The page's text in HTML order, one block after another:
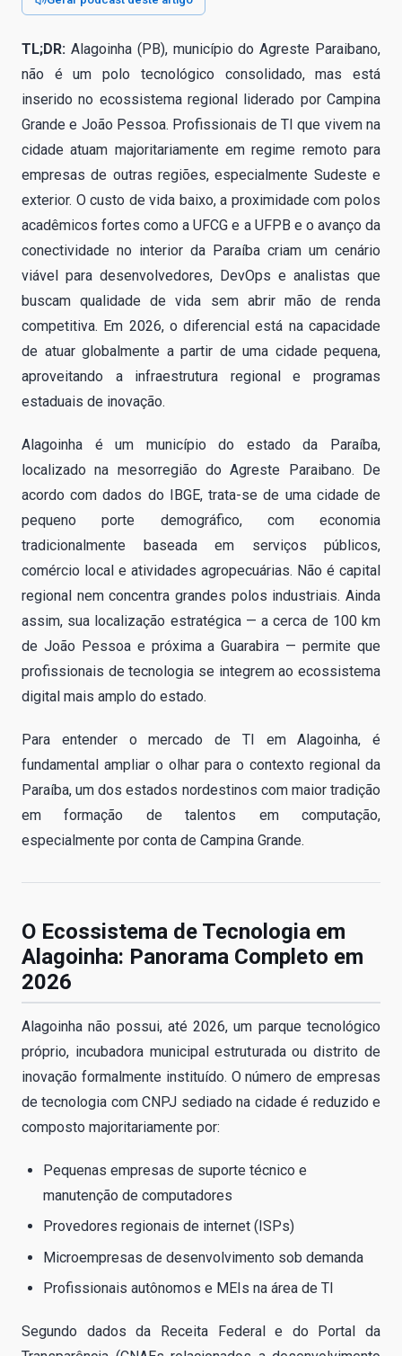
TL;DR: Alagoinha (PB), município do Agreste Paraibano,
não é um polo tecnológico consolidado, mas está
inserido no ecossistema regional liderado por Campina
Grande e João Pessoa. Profissionais de TI que vivem na
cidade atuam majoritariamente em regime remoto para
empresas de outras regiões, especialmente Sudeste e
exterior. O custo de vida baixo, a proximidade com polos
acadêmicos fortes como a UFCG e a UFPB e o avanço da
conectividade no interior da Paraíba criam um cenário
viável para desenvolvedores, DevOps e analistas que
buscam qualidade de vida sem abrir mão de renda
competitiva. Em 2026, o diferencial está na capacidade
de atuar globalmente a partir de uma cidade pequena,
aproveitando a infraestrutura regional e programas
estaduais de inovação.
Alagoinha é um município do estado da Paraíba,
localizado na mesorregião do Agreste Paraibano. De
acordo com dados do IBGE, trata-se de uma cidade de
pequeno porte demográfico, com economia
tradicionalmente baseada em serviços públicos,
comércio local e atividades agropecuárias. Não é capital
regional nem concentra grandes polos industriais. Ainda
assim, sua localização estratégica — a cerca de 100 km
de João Pessoa e próxima a Guarabira — permite que
profissionais de tecnologia se integrem ao ecossistema
digital mais amplo do estado.
Para entender o mercado de TI em Alagoinha, é
fundamental ampliar o olhar para o contexto regional da
Paraíba, um dos estados nordestinos com maior tradição
em formação de talentos em computação,
especialmente por conta de Campina Grande.
O Ecossistema de Tecnologia em
Alagoinha: Panorama Completo em
2026
Alagoinha não possui, até 2026, um parque tecnológico
próprio, incubadora municipal estruturada ou distrito de
inovação formalmente instituído. O número de empresas
de tecnologia com CNPJ sediado na cidade é reduzido e
composto majoritariamente por:
Pequenas empresas de suporte técnico e
manutenção de computadores
Provedores regionais de internet (ISPs)
Microempresas de desenvolvimento sob demanda
Profissionais autônomos e MEIs na área de TI
Segundo dados da Receita Federal e do Portal da